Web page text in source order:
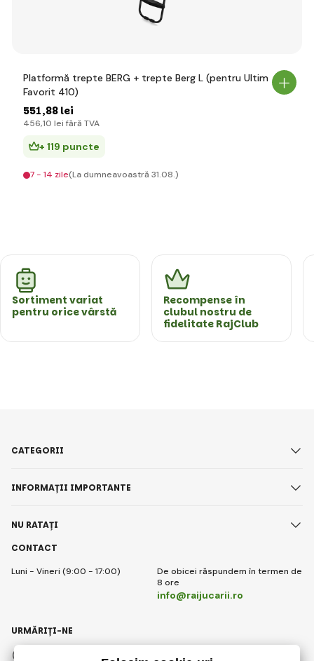
Platformă trepte BERG + trepte Berg L (pentru Ultim
Favorit 410)
551,88 lei
456,10 lei fără TVA
+ 119 puncte
7 - 14 zile(La dumneavoastră 31.08.)
Sortiment variat
pentru orice vârstă
Recompense în
clubul nostru de
fidelitate RajClub
CONTACT
Luni - Vineri (9:00 - 17:00)
De obicei răspundem în termen de
8 ore
info@raijucarii.ro
CATEGORII
INFORMAȚII IMPORTANTE
NU RATAȚI
URMĂRIȚI-NE
Instagram